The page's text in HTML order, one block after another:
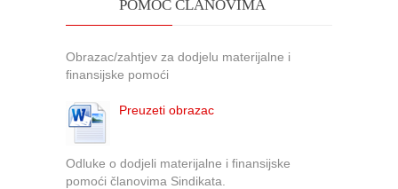
POMOĆ ČLANOVIMA
Obrazac/zahtjev za dodjelu materijalne i
finansijske pomoći
Preuzeti obrazac
Odluke o dodjeli materijalne i finansijske
pomoći članovima Sindikata.